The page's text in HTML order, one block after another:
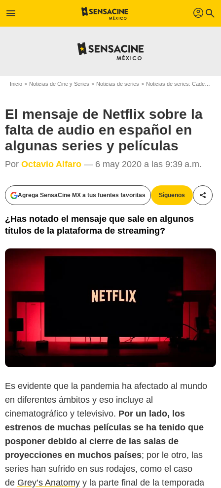
menu profil search
Inicio Noticias de Cine y Series Noticias de series Noticias de series: Cadenas
El mensaje de Netflix sobre la
falta de audio en español en
algunas series y películas
Por Octavio Alfaro — 6 may 2020 a las 9:39 a.m.
Agrega SensaCine MX a tus fuentes favoritas Síguenos
¿Has notado el mensaje que sale en algunos
títulos de la plataforma de streaming?
Es evidente que la pandemia ha afectado al mundo
en diferentes ámbitos y eso incluye al
cinematográfico y televisivo. Por un lado, los
estrenos de muchas películas se ha tenido que
posponer debido al cierre de las salas de
proyecciones en muchos países; por le otro, las
series han sufrido en sus rodajes, como el caso
de Grey’s Anatomy y la parte final de la temporada